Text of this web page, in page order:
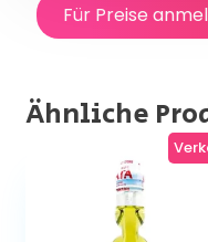
Für Preise
Ähnliche